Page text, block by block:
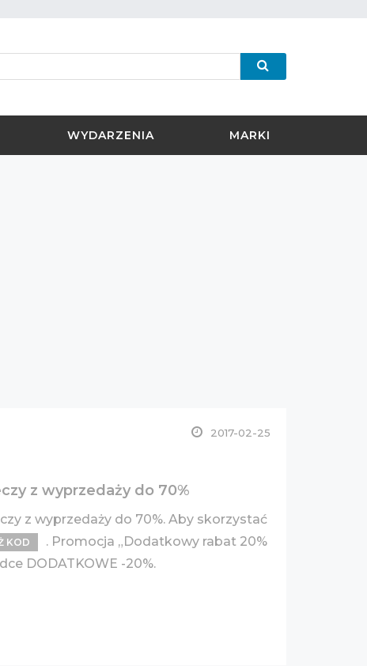
WYDARZENIA MARKI
2017-02-25
z wyprzedaży do 70%
z wyprzedaży do 70%. Aby skorzystać
KOD
. Promocja „Dodatkowy rabat 20%
DODATKOWE -20%.